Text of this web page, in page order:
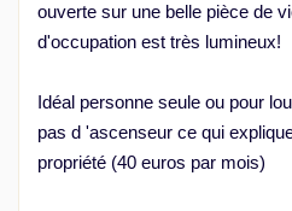
ouverte sur une belle pièce de
d'occupation est très lumineux!
Idéal personne seule ou pour
pas d 'ascenseur ce qui
propriété (40 euros par mois)